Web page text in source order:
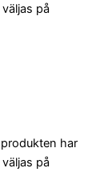
på
har
på